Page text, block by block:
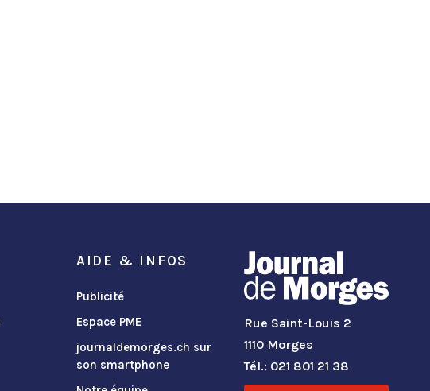
AIDE & INFOS
Publicité
Espace PME
journaldemorges.ch sur
son smartphone
Rue Saint-Louis 2
1110 Morges
Tél.: 021 801 21 38